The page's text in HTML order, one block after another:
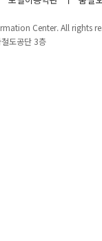
Center. All rights
도공단 3층